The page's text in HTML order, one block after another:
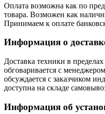
Оплата возможна как по
товара. Возможен как
Принимаем к оплате
Информация о
Доставка техники в
обговаривается с
обсуждается с заказчиком
доступна на складе
Информация об